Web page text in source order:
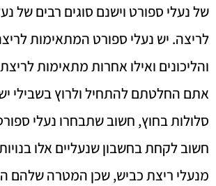
של נעלי ספורט וישנם סוגים רבים של
לריצה. יש נעלי ספורט המתאימות
והליכונים ואילו אחרות מתאימות
אתם החלטתם להתחיל ולרוץ בשבילי
סלולות בחוץ, חשוב שתבחרו נעלי
חשוב לקחת בחשבון שנעליים אלו
מנעלי ריצת כביש, שכן המטרה שלהם